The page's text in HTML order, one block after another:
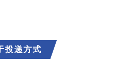
投递方式